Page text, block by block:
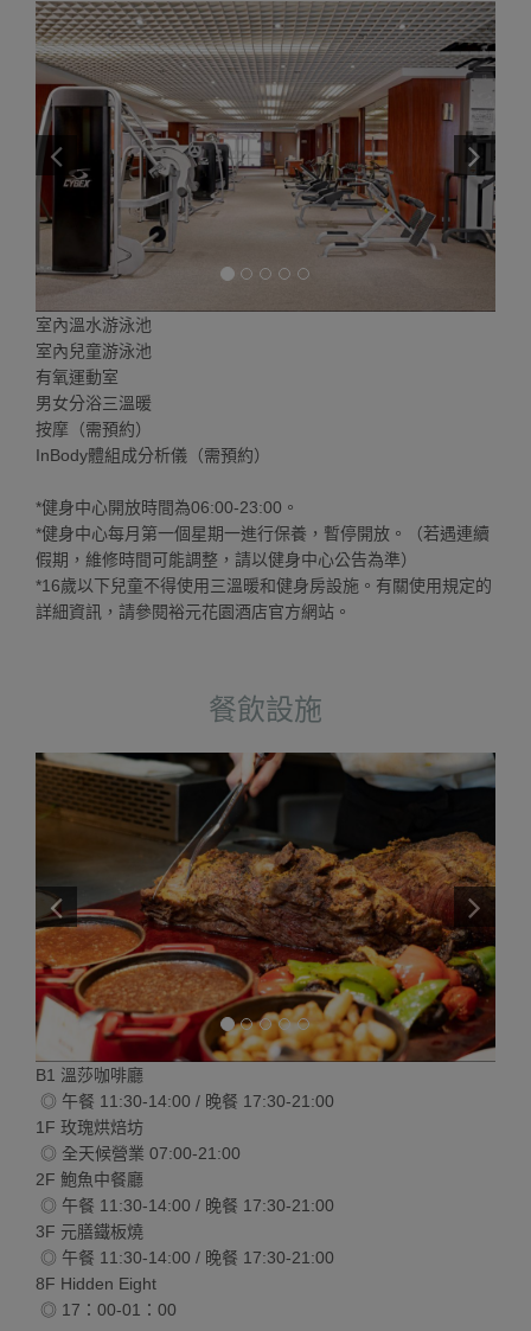
室內溫水游泳池
室內兒童游泳池
有氧運動室
男女分浴三溫暖
按摩（需預約）
InBody體組成分析儀（需預約）
*健身中心開放時間為06:00-23:00。
*健身中心每月第一個星期一進行保養，暫停開放。（若遇連續
假期，維修時間可能調整，請以健身中心公告為準）
*16歲以下兒童不得使用三溫暖和健身房設施。有關使用規定的
詳細資訊，請參閱裕元花園酒店官方網站。
餐飲設施
B1 溫莎咖啡廳
◎ 午餐 11:30-14:00 / 晚餐 17:30-21:00
1F 玫瑰烘焙坊
◎ 全天候營業 07:00-21:00
2F 鮑魚中餐廳
◎ 午餐 11:30-14:00 / 晚餐 17:30-21:00
3F 元膳鐵板燒
◎ 午餐 11:30-14:00 / 晚餐 17:30-21:00
8F Hidden Eight
◎ 17：00-01：00